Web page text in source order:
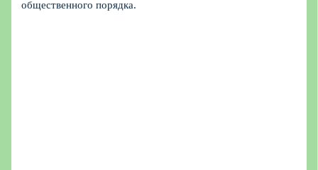
общественного порядка.